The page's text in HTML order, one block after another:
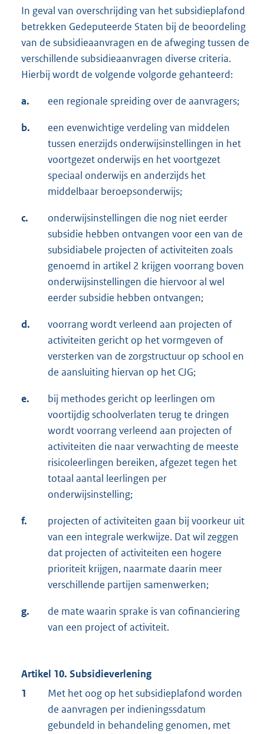
In geval van overschrijding van het subsidieplafond
betrekken Gedeputeerde Staten bij de beoordeling
van de subsidieaanvragen en de afweging tussen de
verschillende subsidieaanvragen diverse criteria.
Hierbij wordt de volgende volgorde gehanteerd:
a. een regionale spreiding over de aanvragers;
b.
een evenwichtige verdeling van middelen
tussen enerzijds onderwijsinstellingen in het
voortgezet onderwijs en het voortgezet
speciaal onderwijs en anderzijds het
middelbaar beroepsonderwijs;
c.
onderwijsinstellingen die nog niet eerder
subsidie hebben ontvangen voor een van de
subsidiabele projecten of activiteiten zoals
genoemd in artikel 2 krijgen voorrang boven
onderwijsinstellingen die hiervoor al wel
eerder subsidie hebben ontvangen;
d.
voorrang wordt verleend aan projecten of
activiteiten gericht op het vormgeven of
versterken van de zorgstructuur op school en
de aansluiting hiervan op het CJG;
e.
bij methodes gericht op leerlingen om
voortijdig schoolverlaten terug te dringen
wordt voorrang verleend aan projecten of
activiteiten die naar verwachting de meeste
risicoleerlingen bereiken, afgezet tegen het
totaal aantal leerlingen per
onderwijsinstelling;
f.
projecten of activiteiten gaan bij voorkeur uit
van een integrale werkwijze. Dat wil zeggen
dat projecten of activiteiten een hogere
prioriteit krijgen, naarmate daarin meer
verschillende partijen samenwerken;
g.
de mate waarin sprake is van cofinanciering
van een project of activiteit.
Artikel 10. Subsidieverlening
1
Met het oog op het subsidieplafond worden
de aanvragen per indieningssdatum
gebundeld in behandeling genomen, met